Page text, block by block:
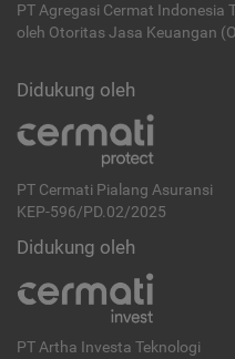
PT Agregasi Cermat Indonesia
oleh Otoritas Jasa Keuangan
Didukung oleh
PT Cermati Pialang Asuransi
KEP-596/PD.02/2025
Didukung oleh
PT Artha Investa Teknologi